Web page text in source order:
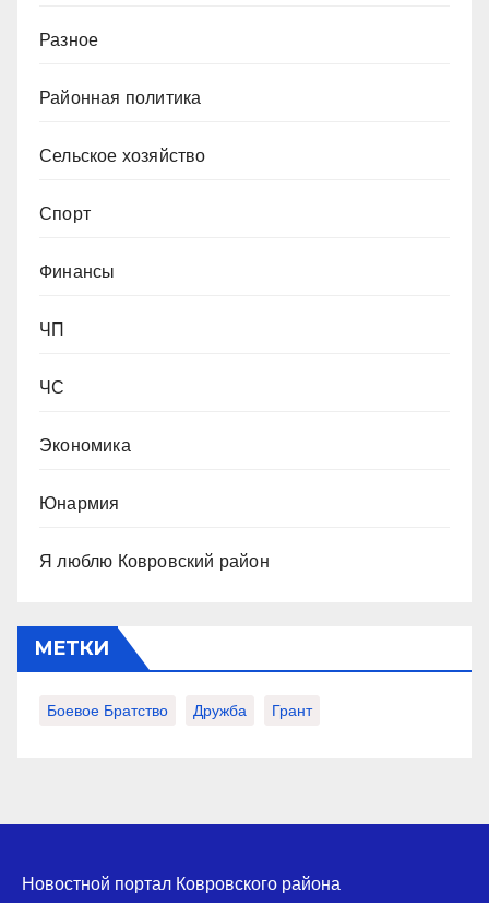
Разное
Районная политика
Сельское хозяйство
Спорт
Финансы
ЧП
ЧС
Экономика
Юнармия
Я люблю Ковровский район
МЕТКИ
Боевое Братство Дружба Грант
Новостной портал Ковровского района